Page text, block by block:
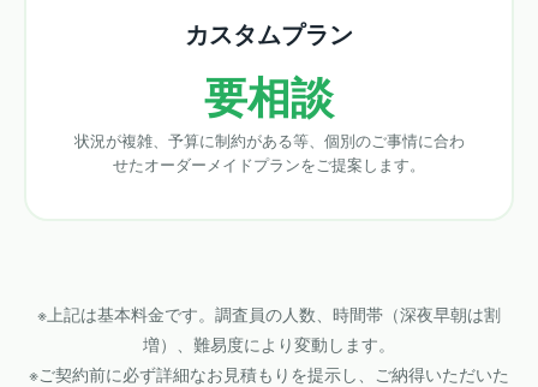
カスタムプラン
要相談
状況が複雑、予算に制約がある等、個別のご事情に合わ
せたオーダーメイドプランをご提案します。
※上記は基本料金です。調査員の人数、時間帯（深夜早朝は割
増）、難易度により変動します。
※ご契約前に必ず詳細なお見積もりを提示し、ご納得いただいた